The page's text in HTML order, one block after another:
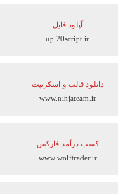
آپلود فایل
up.20script.ir
دانلود قالب و اسکریپت
www.ninjateam.ir
کسب درآمد فارکس
www.wolftrader.ir